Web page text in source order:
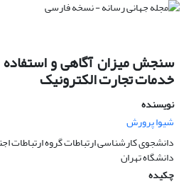
سنجش میزان آگاهی و استفاده
خدمات تجارت الکترونیک
نویسنده
شیوا پرورش
دانشجوی کارشناسی ارتباطات گروه ارتباطات
دانشگاه تهران
چکیده